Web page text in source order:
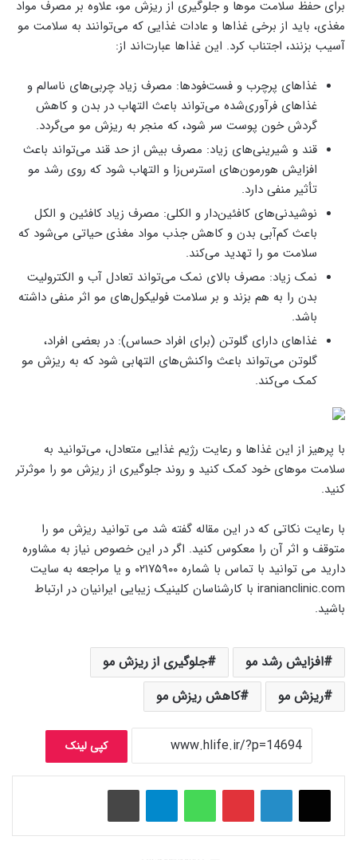
برای حفظ سلامت موها و جلوگیری از ریزش مو، علاوه بر مصرف مواد
مغذی، باید از برخی غذاها و عادات غذایی که می‌توانند به سلامت مو
آسیب بزنند، اجتناب کرد. این غذاها عبارت‌اند از:
غذاهای پرچرب و فست‌فودها: مصرف زیاد چربی‌های ناسالم و
غذاهای فرآوری‌شده می‌تواند باعث التهاب در بدن و کاهش
گردش خون پوست سر شود، که منجر به ریزش مو می‌گردد.
قند و شیرینی‌های زیاد: مصرف بیش از حد قند می‌تواند باعث
افزایش هورمون‌های استرس‌زا و التهاب شود که روی رشد مو
تأثیر منفی دارد.
نوشیدنی‌های کافئین‌دار و الکلی: مصرف زیاد کافئین و الکل
باعث کم‌آبی بدن و کاهش جذب مواد مغذی حیاتی می‌شود که
سلامت مو را تهدید می‌کند.
نمک زیاد: مصرف بالای نمک می‌تواند تعادل آب و الکترولیت
بدن را به هم بزند و بر سلامت فولیکول‌های مو اثر منفی داشته
باشد.
غذاهای دارای گلوتن (برای افراد حساس): در بعضی افراد،
گلوتن می‌تواند باعث واکنش‌های التهابی شود که به ریزش مو
کمک می‌کند.
با پرهیز از این غذاها و رعایت رژیم غذایی متعادل، می‌توانید به
سلامت موهای خود کمک کنید و روند جلوگیری از ریزش مو را موثرتر
کنید.
با رعایت نکاتی که در این مقاله گفته شد می توانید ریزش مو را
متوقف و اثر آن را معکوس کنید. اگر در این خصوص نیاز به مشاوره
دارید می توانید با تماس با شماره ۰۲۱۷۵۹۰۰ و یا مراجعه به سایت
iranianclinic.com با کارشناسان کلینیک زیبایی ایرانیان در ارتباط
باشید.
افزایش رشد مو
جلوگیری از ریزش مو
ریزش مو
کاهش ریزش مو
کپی لینک
پینتریست واتس آپ